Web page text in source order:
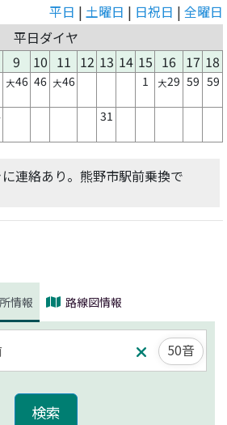
平日 | 土曜日 | 日祝日 | 全曜日
平日ダイヤ
9 10 11 12 13 14 15 16 17 18
大46 46 大46 1 大29 59 59
31
連絡あり。熊野市駅前乗換で
情報 路線図情報
50音